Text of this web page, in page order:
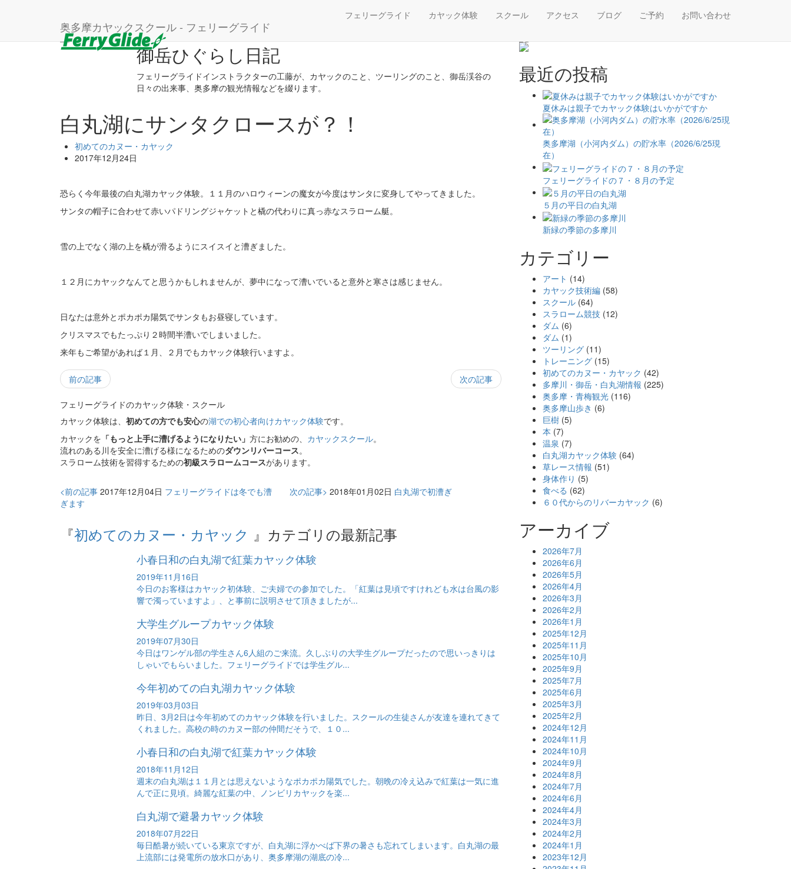
奥多摩カヤックスクール - フェリーグライド
フェリーグライド カヤック体験 スクール アクセス ブログ ご予約 お問い合わせ
白丸湖にサンタクロースが？！
御岳ひぐらし日記
フェリーグライドインストラクターの工藤が、カヤックのこと、ツーリングのこと、御岳渓谷の
日々の出来事、奥多摩の観光情報などを綴ります。
白丸湖にサンタクロースが？！
初めてのカヌー・カヤック
2017年12月24日
恐らく今年最後の白丸湖カヤック体験。１１月のハロウィーンの魔女が今度はサンタに変身してやってきました。
サンタの帽子に合わせて赤いパドリングジャケットと橇の代わりに真っ赤なスラローム艇。
雪の上でなく湖の上を橇が滑るようにスイスイと漕ぎました。
１２月にカヤックなんてと思うかもしれませんが、夢中になって漕いでいると意外と寒さは感じません。
日なたは意外とポカポカ陽気でサンタもお昼寝しています。
クリスマスでもたっぷり２時間半漕いでしまいました。
来年もご希望があれば１月、２月でもカヤック体験行いますよ。
前の記事 次の記事
フェリーグライドのカヤック体験・スクール
カヤック体験は、 初めての方でも安心の湖での初心者向けカヤック体験です。
カヤックを 「もっと上手に漕げるようになりたい」 方にお勧めの、 カヤックスクール。
流れのある川を安全に漕げる様になるためのダウンリバーコース。
スラローム技術を習得するための初級スラロームコースがあります。
<前の記事 2017年12月04日 フェリーグライドは冬でも漕
ぎます
次の記事> 2018年01月02日 白丸湖で初漕ぎ
『初めてのカヌー・カヤック 』カテゴリの最新記事
小春日和の白丸湖で紅葉カヤック体験
2019年11月16日
今日のお客様はカヤック初体験、ご夫婦での参加でした。「紅葉は見頃ですけれども水は台風の影
響で濁っていますよ」、と事前に説明させて頂きましたが...
大学生グループカヤック体験
2019年07月30日
今日はワンゲル部の学生さん6人組のご来流。久しぶりの大学生グループだったので思いっきりは
しゃいでもらいました。フェリーグライドでは学生グル...
今年初めての白丸湖カヤック体験
2019年03月03日
昨日、3月2日は今年初めてのカヤック体験を行いました。スクールの生徒さんが友達を連れてきて
くれました。高校の時のカヌー部の仲間だそうで、１０...
小春日和の白丸湖で紅葉カヤック体験
2018年11月12日
週末の白丸湖は１１月とは思えないようなポカポカ陽気でした。朝晩の冷え込みで紅葉は一気に進
んで正に見頃。綺麗な紅葉の中、ノンビリカヤックを楽...
白丸湖で避暑カヤック体験
2018年07月22日
毎日酷暑が続いている東京ですが、白丸湖に浮かべば下界の暑さも忘れてしまいます。白丸湖の最
上流部には発電所の放水口があり、奥多摩湖の湖底の冷...
最近の投稿
夏休みは親子でカヤック体験はいかがですか
奥多摩湖（小河内ダム）の貯水率（2026/6/25現
在）
フェリーグライドの７・８月の予定
５月の平日の白丸湖
新緑の季節の多摩川
カテゴリー
アート (14)
カヤック技術編 (58)
スクール (64)
スラローム競技 (12)
ダム (6)
ダム (1)
ツーリング (11)
トレーニング (15)
初めてのカヌー・カヤック (42)
多摩川・御岳・白丸湖情報 (225)
奥多摩・青梅観光 (116)
奥多摩山歩き (6)
巨樹 (5)
本 (7)
温泉 (7)
白丸湖カヤック体験 (64)
草レース情報 (51)
身体作り (5)
食べる (62)
６０代からのリバーカヤック (6)
アーカイブ
2026年7月
2026年6月
2026年5月
2026年4月
2026年3月
2026年2月
2026年1月
2025年12月
2025年11月
2025年10月
2025年9月
2025年7月
2025年6月
2025年3月
2025年2月
2024年12月
2024年11月
2024年10月
2024年9月
2024年8月
2024年7月
2024年6月
2024年4月
2024年3月
2024年2月
2024年1月
2023年12月